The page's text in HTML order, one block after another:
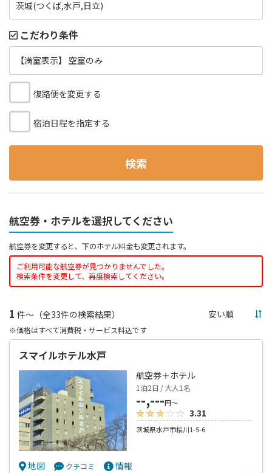
茨城(つくば,水戸,日立)
こだわり条件
【満室表示】 空室のみ
復路便を変更する
宿泊日程を指定する
検索
航空券・ホテルを選択してください
航空券を変更すると、下のホテル料金も変更されます。
ご利用可能な航空券が見つかりませんでした。
検索条件を変更して、再度検索してください。
1 件～（全33件の検索結果）
※価格はすべて消費税・サービス料込です
スマイルホテル水戸
航空券＋ホテル
1泊2日 / 大人1名
--,---円～
3.31
茨城県水戸市桜川1-5-6
地図 クチコミ 情報